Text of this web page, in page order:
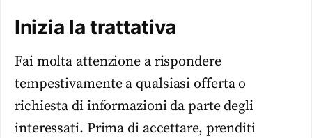
Inizia la trattativa
Fai molta attenzione a rispondere
tempestivamente a qualsiasi offerta o
richiesta di informazioni da parte degli
interessati. Prima di accettare, prenditi